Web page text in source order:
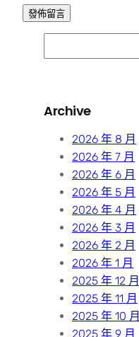
e
c
Archive
2026 年 8 月
2026 年 7 月
2026 年 6 月
2026 年 5 月
2026 年 4 月
2026 年 3 月
2026 年 2 月
2026 年 1 月
2025 年 12 月
2025 年 11 月
2025 年 10 月
2025 年 9 月